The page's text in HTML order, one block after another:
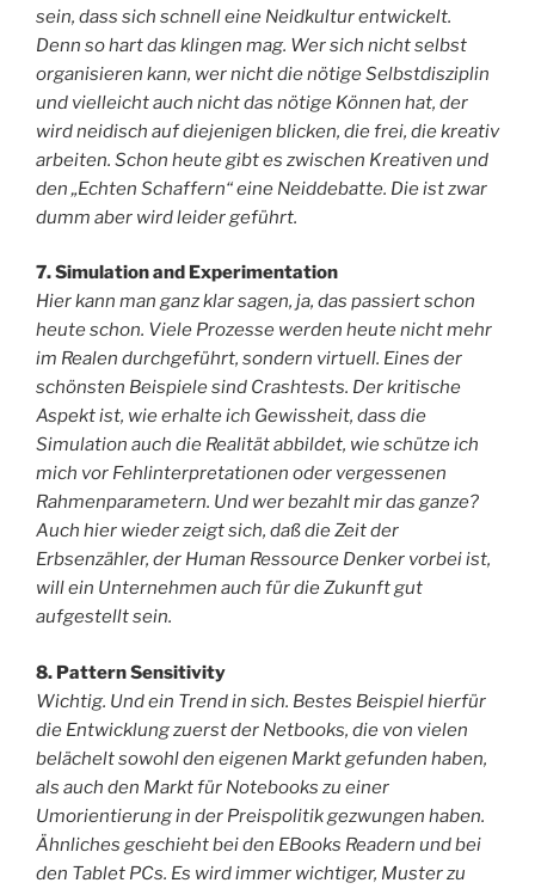
sein, dass sich schnell eine Neidkultur entwickelt.
Denn so hart das klingen mag. Wer sich nicht selbst
organisieren kann, wer nicht die nötige Selbstdisziplin
und vielleicht auch nicht das nötige Können hat, der
wird neidisch auf diejenigen blicken, die frei, die kreativ
arbeiten. Schon heute gibt es zwischen Kreativen und
den „Echten Schaffern“ eine Neiddebatte. Die ist zwar
dumm aber wird leider geführt.
7. Simulation and Experimentation
Hier kann man ganz klar sagen, ja, das passiert schon
heute schon. Viele Prozesse werden heute nicht mehr
im Realen durchgeführt, sondern virtuell. Eines der
schönsten Beispiele sind Crashtests. Der kritische
Aspekt ist, wie erhalte ich Gewissheit, dass die
Simulation auch die Realität abbildet, wie schütze ich
mich vor Fehlinterpretationen oder vergessenen
Rahmenparametern. Und wer bezahlt mir das ganze?
Auch hier wieder zeigt sich, daß die Zeit der
Erbsenzähler, der Human Ressource Denker vorbei ist,
will ein Unternehmen auch für die Zukunft gut
aufgestellt sein.
8. Pattern Sensitivity
Wichtig. Und ein Trend in sich. Bestes Beispiel hierfür
die Entwicklung zuerst der Netbooks, die von vielen
belächelt sowohl den eigenen Markt gefunden haben,
als auch den Markt für Notebooks zu einer
Umorientierung in der Preispolitik gezwungen haben.
Ähnliches geschieht bei den EBooks Readern und bei
den Tablet PCs. Es wird immer wichtiger, Muster zu